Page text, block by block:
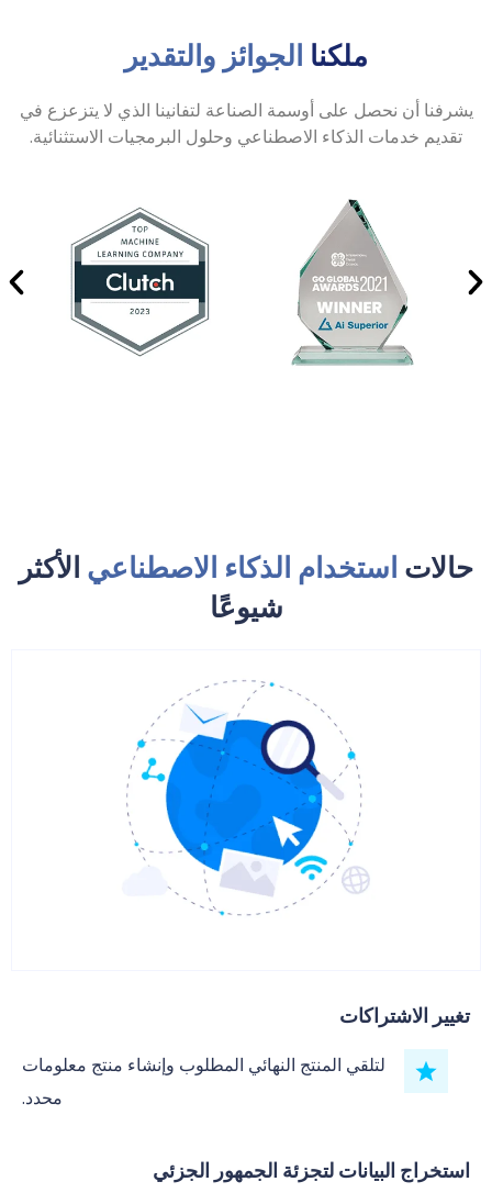
ملكنا الجوائز والتقدير
يشرفنا أن نحصل على أوسمة الصناعة لتفانينا الذي لا يتزعزع في
تقديم خدمات الذكاء الاصطناعي وحلول البرمجيات الاستثنائية.
حالات استخدام الذكاء الاصطناعي الأكثر
شيوعًا
تغيير الاشتراكات
لتلقي المنتج النهائي المطلوب وإنشاء منتج معلومات
محدد.
استخراج البيانات لتجزئة الجمهور الجزئي